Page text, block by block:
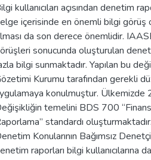
kullanıcıları açısından denetim
içerisinde en önemli bilgi görüş
da son derece önemlidir.
sonucunda oluşturulan
bilgi sunmaktadır. Yapılan bu
Kurumu tarafından gerekli
konulmuştur. Ülkemizde
temelini BDS 700
standardı
Konularının Bağımsız
raporları bilgi kullanıcılarına